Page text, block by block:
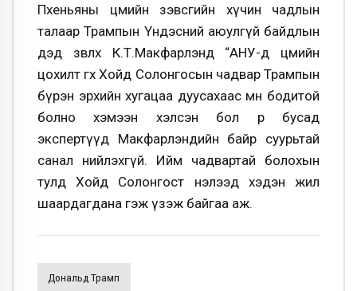
Пхеньяны цөмийн зэвсгийн хүчин чадлын
талаар Трампын Үндэсний аюулгүй байдлын
дэд зөвлөх К.Т.Макфарлэнд “АНУ-д цөмийн
цохилт өгөх Хойд Солонгосын чадвар Трампын
бүрэн эрхийн хугацаа дуусахаас өмнө бодитой
болно хэмээн хэлсэн бол өөр бусад
экспертүүд Макфарлэндийн байр суурьтай
санал нийлэхгүй. Ийм чадвартай болохын
тулд Хойд Солонгост нэлээд хэдэн жил
шаардагдана гэж үзэж байгаа аж.
Дональд Трамп